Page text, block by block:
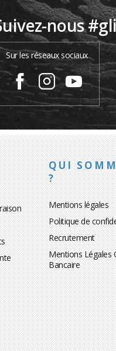
nous
Sur les réseaux sociaux
QUI
?
Mentions légales
Politique de
Recrutement
Mentions Légales
Bancaire